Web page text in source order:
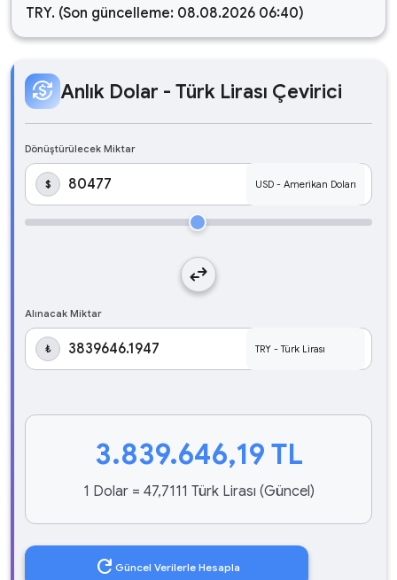
TRY. (Son güncelleme: 08.08.2026 06:40)
currency_exchange Anlık Dolar - Türk Lirası Çevirici
Dönüştürülecek Miktar
$
swap_horiz
Alınacak Miktar
₺
3.839.646,19 TL
1 Dolar = 47,7111 Türk Lirası (Güncel)
refresh Güncel Verilerle Hesapla